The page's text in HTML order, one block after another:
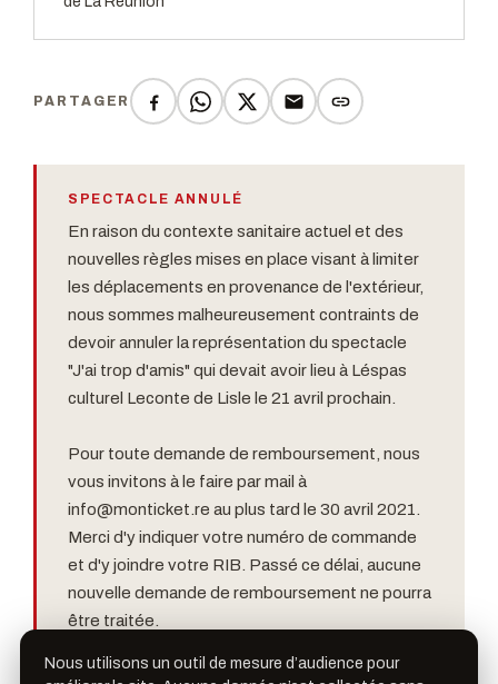
PARTAGER
SPECTACLE ANNULÉ
En raison du contexte sanitaire actuel et des
nouvelles règles mises en place visant à limiter
les déplacements en provenance de l'extérieur,
nous sommes malheureusement contraints de
devoir annuler la représentation du spectacle
"J'ai trop d'amis" qui devait avoir lieu à Léspas
culturel Leconte de Lisle le 21 avril prochain.
Pour toute demande de remboursement, nous
vous invitons à le faire par mail à
info@monticket.re au plus tard le 30 avril 2021.
Merci d'y indiquer votre numéro de commande
et d'y joindre votre RIB. Passé ce délai, aucune
nouvelle demande de remboursement ne pourra
être traitée.
Nous comptons sur votre compréhension dans
Nous utilisons un outil de mesure d’audience pour